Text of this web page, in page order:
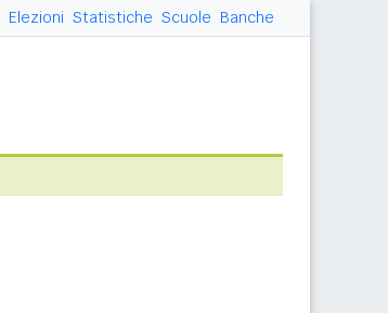
Elezioni Statistiche Scuole Banche